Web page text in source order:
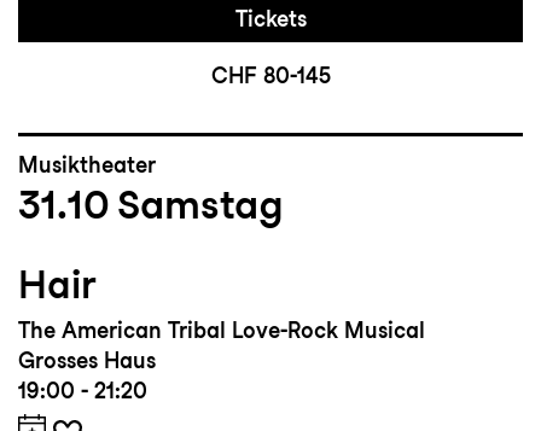
Tickets
CHF 80-145
Musiktheater
31.10 Samstag
Hair
The American Tribal Love-Rock Musical
Grosses Haus
19:00 - 21:20